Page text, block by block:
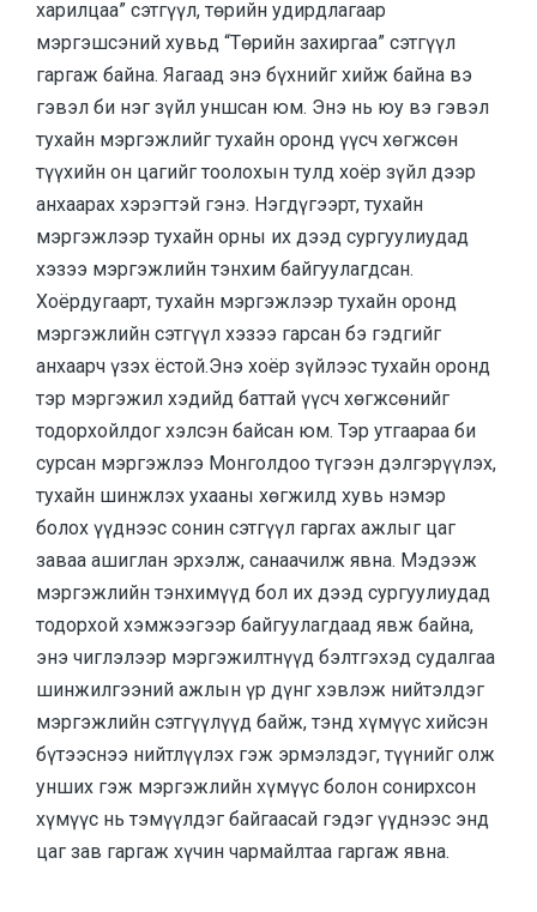
харилцаа” сэтгүүл, төрийн удирдлагаар
мэргэшсэний хувьд “Төрийн захиргаа” сэтгүүл
гаргаж байна. Яагаад энэ бүхнийг хийж байна вэ
гэвэл би нэг зүйл уншсан юм. Энэ нь юу вэ гэвэл
тухайн мэргэжлийг тухайн оронд үүсч хөгжсөн
түүхийн он цагийг тоолохын тулд хоёр зүйл дээр
анхаарах хэрэгтэй гэнэ. Нэгдүгээрт, тухайн
мэргэжлээр тухайн орны их дээд сургуулиудад
хэзээ мэргэжлийн тэнхим байгуулагдсан.
Хоёрдугаарт, тухайн мэргэжлээр тухайн оронд
мэргэжлийн сэтгүүл хэзээ гарсан бэ гэдгийг
анхаарч үзэх ёстой.Энэ хоёр зүйлээс тухайн оронд
тэр мэргэжил хэдийд баттай үүсч хөгжсөнийг
тодорхойлдог хэлсэн байсан юм. Тэр утгаараа би
сурсан мэргэжлээ Монголдоо түгээн дэлгэрүүлэх,
тухайн шинжлэх ухааны хөгжилд хувь нэмэр
болох үүднээс сонин сэтгүүл гаргах ажлыг цаг
заваа ашиглан эрхэлж, санаачилж явна. Мэдээж
мэргэжлийн тэнхимүүд бол их дээд сургуулиудад
тодорхой хэмжээгээр байгуулагдаад явж байна,
энэ чиглэлээр мэргэжилтнүүд бэлтгэхэд судалгаа
шинжилгээний ажлын үр дүнг хэвлэж нийтэлдэг
мэргэжлийн сэтгүүлүүд байж, тэнд хүмүүс хийсэн
бүтээснээ нийтлүүлэх гэж эрмэлздэг, түүнийг олж
унших гэж мэргэжлийн хүмүүс болон сонирхсон
хүмүүс нь тэмүүлдэг байгаасай гэдэг үүднээс энд
цаг зав гаргаж хүчин чармайлтаа гаргаж явна.